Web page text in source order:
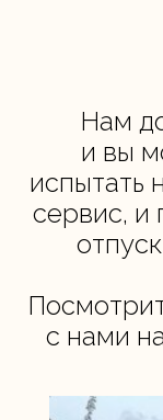
Нам
и вы
испытать
сервис, и
с нами